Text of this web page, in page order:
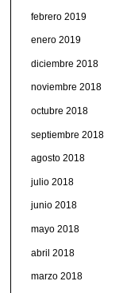
febrero 2019
enero 2019
diciembre 2018
noviembre 2018
octubre 2018
septiembre 2018
agosto 2018
julio 2018
junio 2018
mayo 2018
abril 2018
marzo 2018